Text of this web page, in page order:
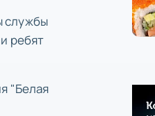
службы
ребят
"Белая